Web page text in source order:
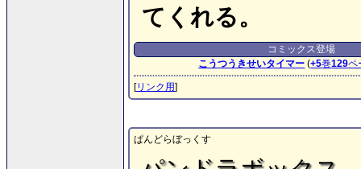
てくれる。
コミックス登場
こうつうきせいタイマー (+5巻129ペ
[リンク用]
ぱんどらぼっくす